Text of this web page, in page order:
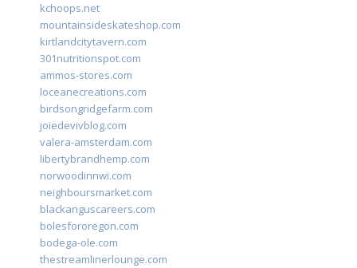
kchoops.net
mountainsideskateshop.com
kirtlandcitytavern.com
301nutritionspot.com
ammos-stores.com
loceanecreations.com
birdsongridgefarm.com
joiedevivblog.com
valera-amsterdam.com
libertybrandhemp.com
norwoodinnwi.com
neighboursmarket.com
blackanguscareers.com
bolesfororegon.com
bodega-ole.com
thestreamlinerlounge.com